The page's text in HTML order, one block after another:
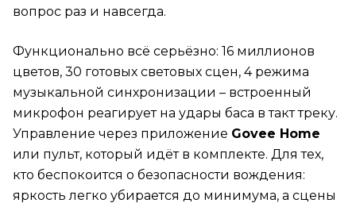
вопрос раз и навсегда.
Функционально всё серьёзно: 16 миллионов
цветов, 30 готовых световых сцен, 4 режима
музыкальной синхронизации – встроенный
микрофон реагирует на удары баса в такт треку.
Управление через приложение Govee Home
или пульт, который идёт в комплекте. Для тех,
кто беспокоится о безопасности вождения:
яркость легко убирается до минимума, а сцены